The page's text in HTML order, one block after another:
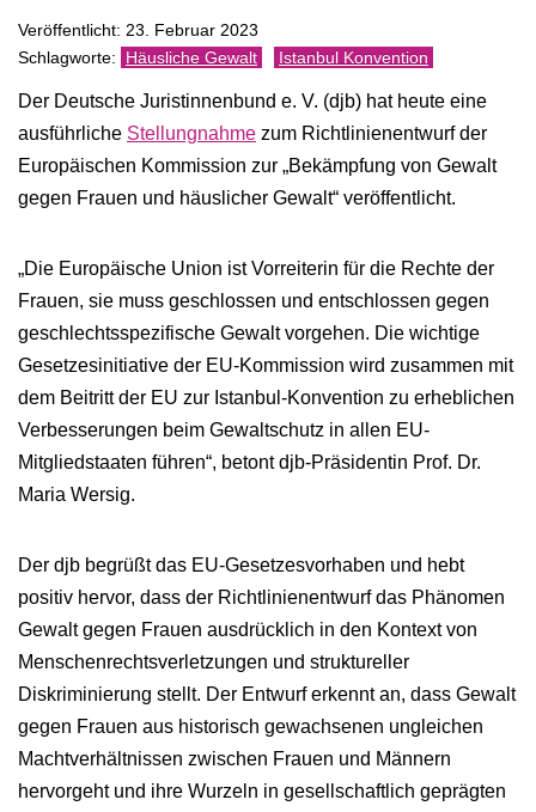
Veröffentlicht: 23. Februar 2023
Häusliche Gewalt Istanbul Konvention
Der Deutsche Juristinnenbund e. V. (djb) hat heute eine
ausführliche Stellungnahme zum Richtlinienentwurf der
Europäischen Kommission zur „Bekämpfung von Gewalt
gegen Frauen und häuslicher Gewalt“ veröffentlicht.
„Die Europäische Union ist Vorreiterin für die Rechte der
Frauen, sie muss geschlossen und entschlossen gegen
geschlechtsspezifische Gewalt vorgehen. Die wichtige
Gesetzesinitiative der EU-Kommission wird zusammen mit
dem Beitritt der EU zur Istanbul-Konvention zu erheblichen
Verbesserungen beim Gewaltschutz in allen EU-
Mitgliedstaaten führen“, betont djb-Präsidentin Prof. Dr.
Maria Wersig.
Der djb begrüßt das EU-Gesetzesvorhaben und hebt
positiv hervor, dass der Richtlinienentwurf das Phänomen
Gewalt gegen Frauen ausdrücklich in den Kontext von
Menschenrechtsverletzungen und struktureller
Diskriminierung stellt. Der Entwurf erkennt an, dass Gewalt
gegen Frauen aus historisch gewachsenen ungleichen
Machtverhältnissen zwischen Frauen und Männern
hervorgeht und ihre Wurzeln in gesellschaftlich geprägten